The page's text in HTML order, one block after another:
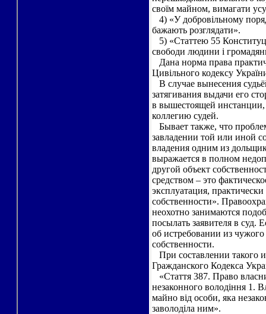
своїм майном, вимагати
4) «У добровільному
бажають розглядати».
5) «Статтею 55
свободи людини і
Дана норма права
Цивільного кодексу
В случае вынесения
затягивания выдачи его
в вышестоящей
коллегию судей.
Бывает также, что
завладении той или иной
владения одним из
выражается в полном
другой объект
средством – это
эксплуатация,
собственности».
неохотно занимаются
посылать заявителя в суд.
об истребовании из
собственности.
При составлении такого
Гражданского Кодекса
«Стаття 387. Право
незаконного володіння 1.
майно від особи, яка
заволоділа ним».